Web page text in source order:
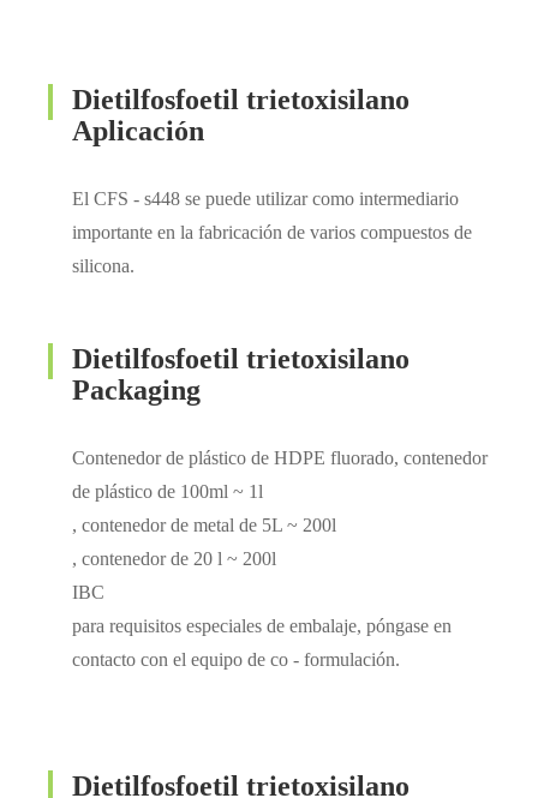
Dietilfosfoetil trietoxisilano
Aplicación
El CFS - s448 se puede utilizar como intermediario
importante en la fabricación de varios compuestos de
silicona.
Dietilfosfoetil trietoxisilano
Packaging
Contenedor de plástico de HDPE fluorado, contenedor
de plástico de 100ml ~ 1l
, contenedor de metal de 5L ~ 200l
, contenedor de 20 l ~ 200l
IBC
para requisitos especiales de embalaje, póngase en
contacto con el equipo de co - formulación.
Dietilfosfoetil trietoxisilano